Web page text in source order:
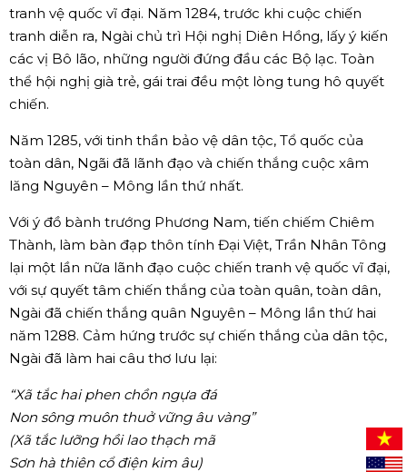
tranh vệ quốc vĩ đại. Năm 1284, trước khi cuộc chiến
tranh diễn ra, Ngài chủ trì Hội nghị Diên Hồng, lấy ý kiến
các vị Bô lão, những người đứng đầu các Bộ lạc. Toàn
thể hội nghị già trẻ, gái trai đều một lòng tung hô quyết
chiến.
Năm 1285, với tinh thần bảo vệ dân tộc, Tổ quốc của
toàn dân, Ngãi đã lãnh đạo và chiến thắng cuộc xâm
lăng Nguyên – Mông lần thứ nhất.
Với ý đồ bành trướng Phương Nam, tiến chiếm Chiêm
Thành, làm bàn đạp thôn tính Đại Việt, Trần Nhân Tông
lại một lần nữa lãnh đạo cuộc chiến tranh vệ quốc vĩ đại,
với sự quyết tâm chiến thắng của toàn quân, toàn dân,
Ngài đã chiến thắng quân Nguyên – Mông lần thứ hai
năm 1288. Cảm hứng trước sự chiến thắng của dân tộc,
Ngài đã làm hai câu thơ lưu lại:
“Xã tắc hai phen chồn ngựa đá
Non sông muôn thuở vững âu vàng”
(Xã tắc lưỡng hồi lao thạch mã
Sơn hà thiên cổ điện kim âu)